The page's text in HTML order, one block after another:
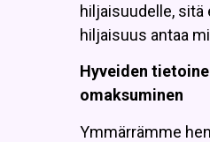
hiljaisuudelle, sitä
hiljaisuus antaa
Hyveiden
omaksuminen
Ymmärrämme